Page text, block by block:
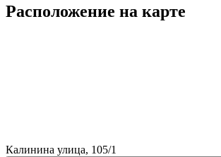
Расположение на карте
Калинина улица, 105/1